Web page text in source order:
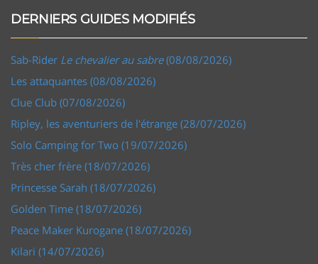
DERNIERS GUIDES MODIFIÉS
Sab-Rider Le chevalier au sabre(08/08/2026)
Les attaquantes (08/08/2026)
Clue Club (07/08/2026)
Ripley, les aventuriers de l'étrange (28/07/2026)
Solo Camping for Two (19/07/2026)
Très cher frère (18/07/2026)
Princesse Sarah (18/07/2026)
Golden Time (18/07/2026)
Peace Maker Kurogane (18/07/2026)
Kilari (14/07/2026)